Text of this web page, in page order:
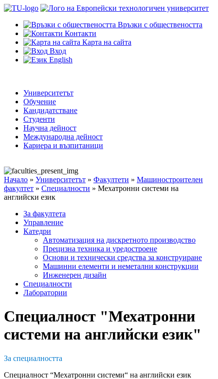
Връзки с обществеността
Контакти
Карта на сайта
Вход
English
Университетът
Обучение
Кандидатстване
Студенти
Научна дейност
Международна дейност
Кариера и възпитаници
Начало » Университетът » Факултети » Машиностроителен
факултет » Специалности » Мехатронни системи на
английски език
За факултета
Управление
Катедри
Автоматизация на дискретното производство
Прецизна техника и уредостроене
Основи и технически средства за конструиране
Машинни елементи и неметални конструкции
Инженерен дизайн
Специалности
Лаборатории
Специалност "Мехатронни
системи на английски език"
За специалността
Специалност “Мехатронни системи“ на английски език